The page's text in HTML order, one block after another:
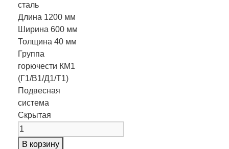
сталь
Длина 1200 мм
Ширина 600 мм
Толщина 40 мм
Группа
горючести КМ1
(Г1/В1/Д1/Т1)
Подвесная
система
Скрытая
В корзину